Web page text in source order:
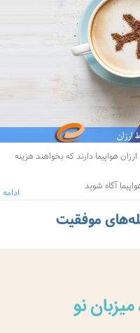
هواپیما دارند که بخواهند هزینه
آگاه شوید
ادامه
موفقیت